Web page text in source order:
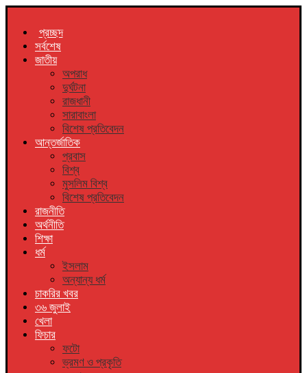
প্রচ্ছদ
সর্বশেষ
জাতীয়
অপরাধ
দুর্ঘটনা
রাজধানী
সারাবাংলা
বিশেষ প্রতিবেদন
আন্তর্জাতিক
প্রবাস
বিশ্ব
মুসলিম বিশ্ব
বিশেষ প্রতিবেদন
রাজনীতি
অর্থনীতি
শিক্ষা
ধর্ম
ইসলাম
অন্যান্য ধর্ম
চাকরির খবর
৩৬ জুলাই
খেলা
ফিচার
ফটো
ভ্রমণ ও প্রকৃতি